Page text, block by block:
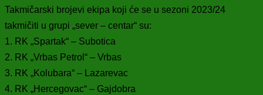
Takmičarski brojevi ekipa koji će se u sezoni 2023/24
takmičiti u grupi „sever – centar“ su:
1. RK „Spartak“ – Subotica
2. RK „Vrbas Petrol“ – Vrbas
3. RK „Kolubara“ – Lazarevac
4. RK „Hercegovac“ – Gajdobra